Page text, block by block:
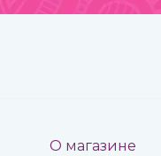
О магазине